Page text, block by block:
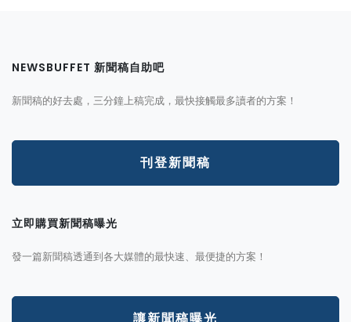
NEWSBUFFET 新聞稿自助吧
新聞稿的好去處，三分鐘上稿完成，最快接觸最多讀者的方案！
刊登新聞稿
立即購買新聞稿曝光
發一篇新聞稿透通到各大媒體的最快速、最便捷的方案！
讓新聞稿曝光